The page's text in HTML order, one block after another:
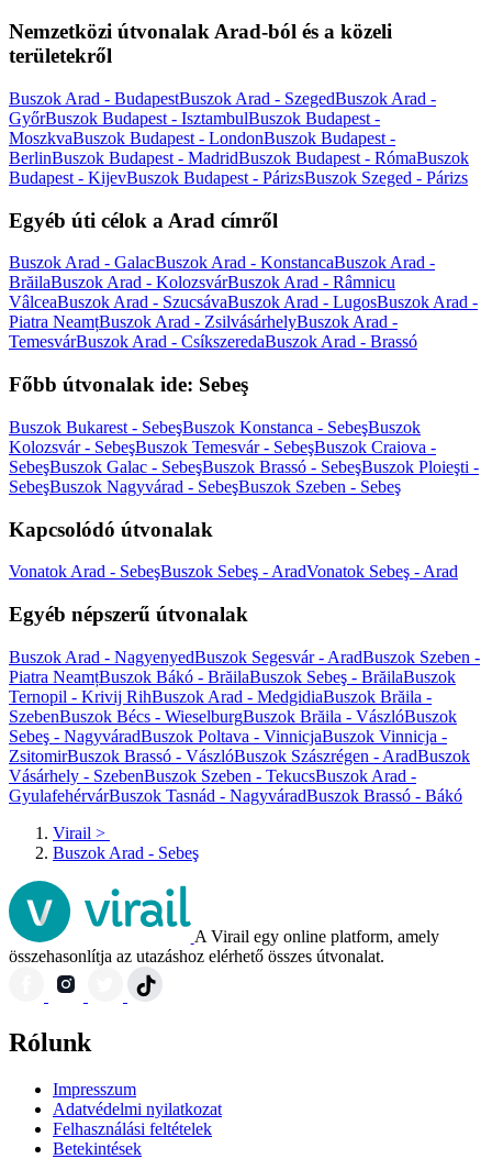
Nemzetközi útvonalak Arad-ból és a közeli
területekről
Buszok Arad - BudapestBuszok Arad - SzegedBuszok Arad -
GyőrBuszok Budapest - IsztambulBuszok Budapest -
MoszkvaBuszok Budapest - LondonBuszok Budapest -
BerlinBuszok Budapest - MadridBuszok Budapest - RómaBuszok
Budapest - KijevBuszok Budapest - PárizsBuszok Szeged - Párizs
Egyéb úti célok a Arad címről
Buszok Arad - GalacBuszok Arad - KonstancaBuszok Arad -
BrăilaBuszok Arad - KolozsvárBuszok Arad - Râmnicu
VâlceaBuszok Arad - SzucsávaBuszok Arad - LugosBuszok Arad -
Piatra NeamțBuszok Arad - ZsilvásárhelyBuszok Arad -
TemesvárBuszok Arad - CsíkszeredaBuszok Arad - Brassó
Főbb útvonalak ide: Sebeş
Buszok Bukarest - SebeşBuszok Konstanca - SebeşBuszok
Kolozsvár - SebeşBuszok Temesvár - SebeşBuszok Craiova -
SebeşBuszok Galac - SebeşBuszok Brassó - SebeşBuszok Ploieşti -
SebeşBuszok Nagyvárad - SebeşBuszok Szeben - Sebeş
Kapcsolódó útvonalak
Vonatok Arad - SebeşBuszok Sebeş - AradVonatok Sebeş - Arad
Egyéb népszerű útvonalak
Buszok Arad - NagyenyedBuszok Segesvár - AradBuszok Szeben -
Piatra NeamțBuszok Bákó - BrăilaBuszok Sebeş - BrăilaBuszok
Ternopil - Krivij RihBuszok Arad - MedgidiaBuszok Brăila -
SzebenBuszok Bécs - WieselburgBuszok Brăila - VászlóBuszok
Sebeş - NagyváradBuszok Poltava - VinnicjaBuszok Vinnicja -
ZsitomirBuszok Brassó - VászlóBuszok Szászrégen - AradBuszok
Vásárhely - SzebenBuszok Szeben - TekucsBuszok Arad -
GyulafehérvárBuszok Tasnád - NagyváradBuszok Brassó - Bákó
Virail >
Buszok Arad - Sebeş
A Virail egy online platform, amely
összehasonlítja az utazáshoz elérhető összes útvonalat.
Rólunk
Impresszum
Adatvédelmi nyilatkozat
Felhasználási feltételek
Betekintések